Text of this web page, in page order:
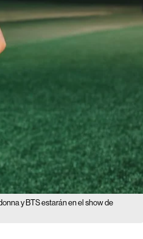
y BTS estarán en el show de